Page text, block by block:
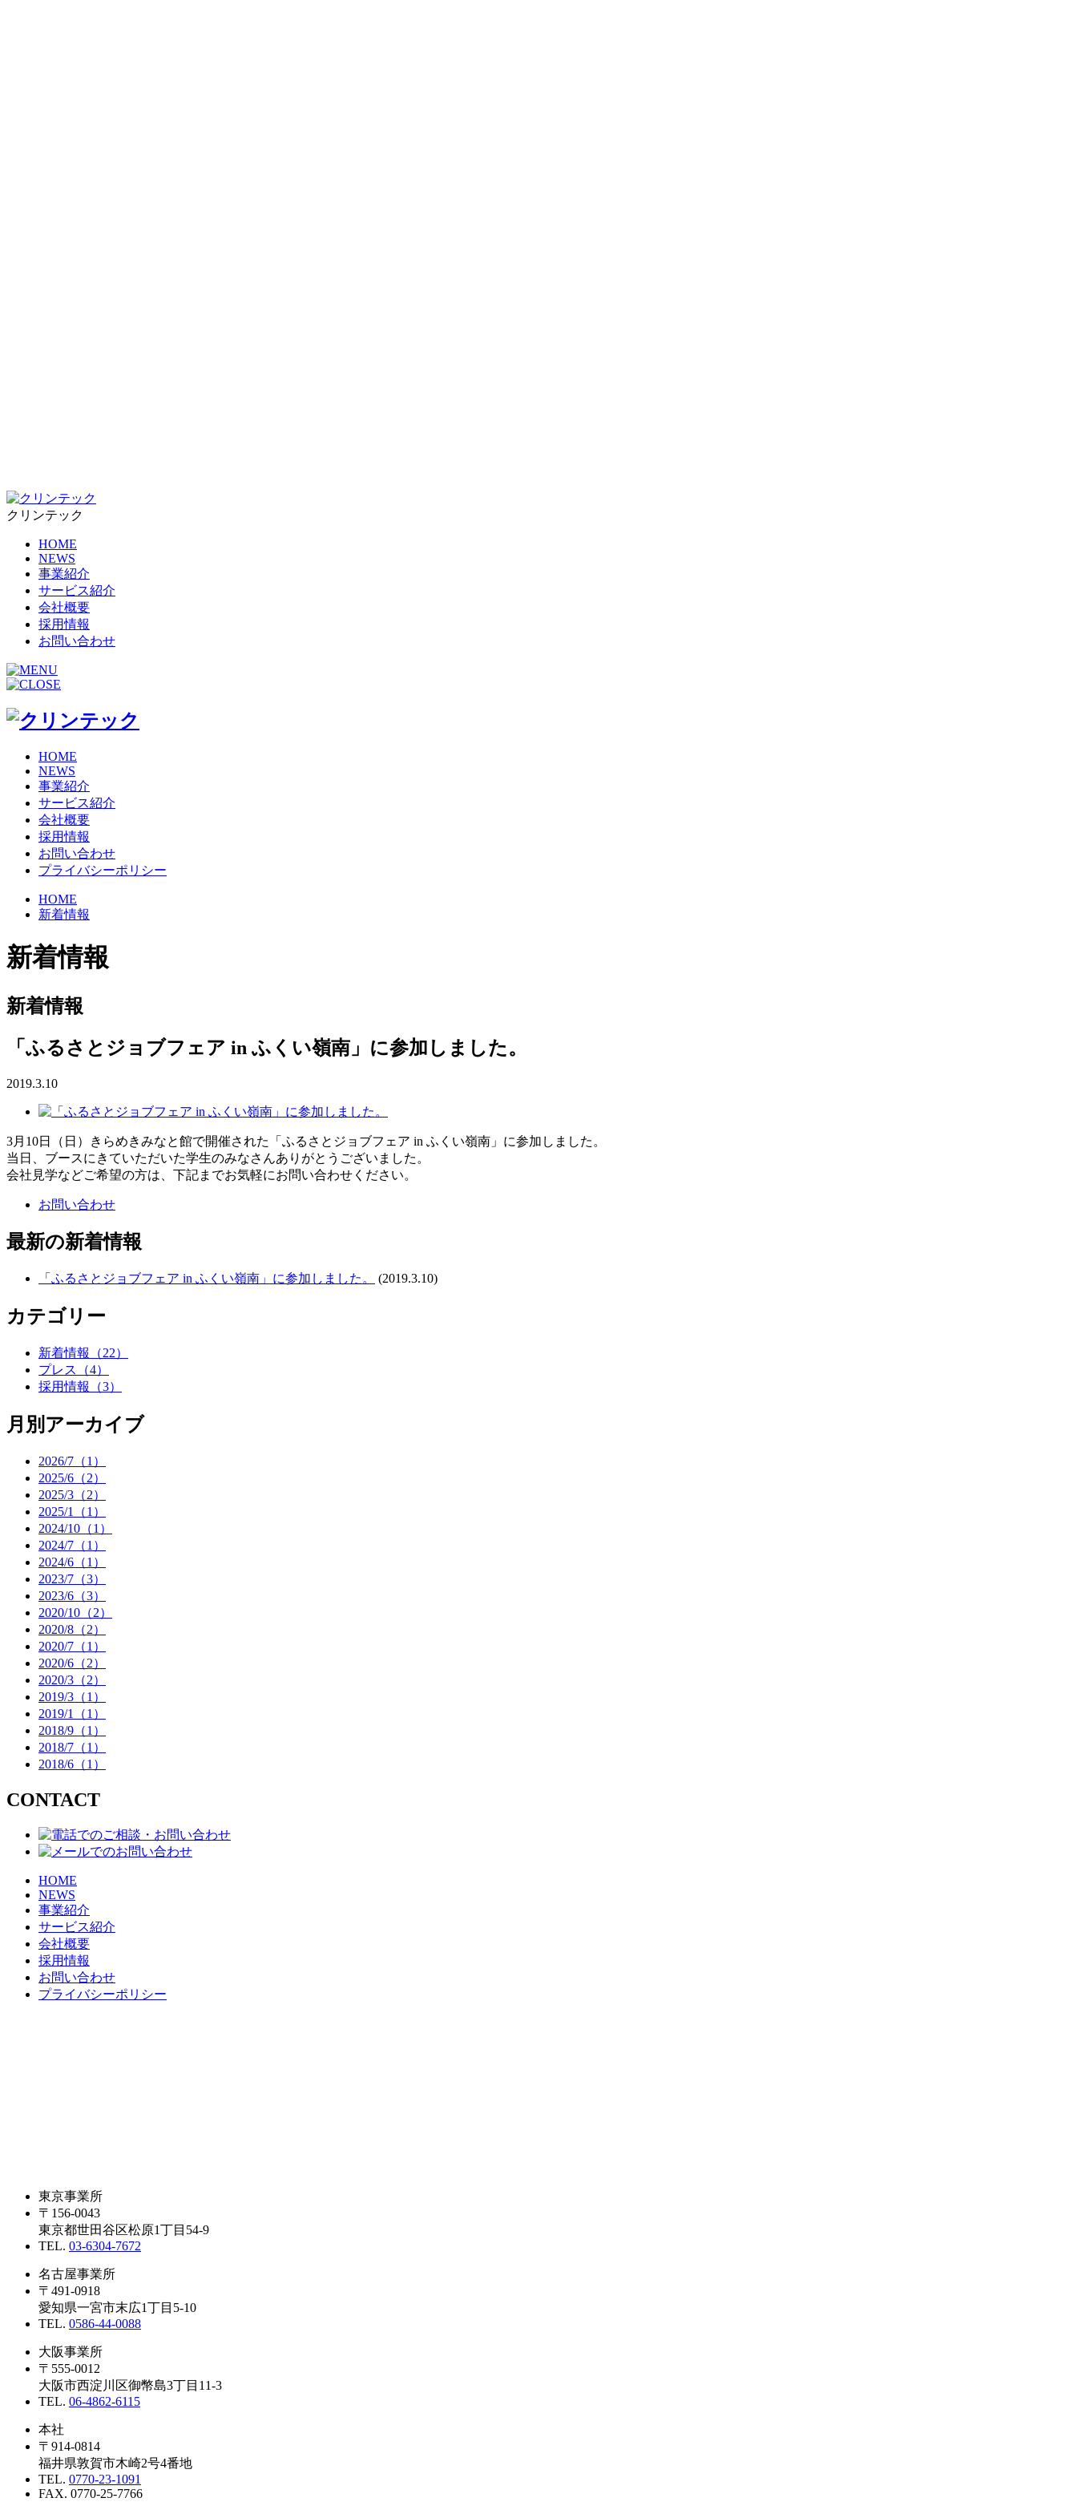
クリンテック
HOME
NEWS
事業紹介
サービス紹介
会社概要
採用情報
お問い合わせ
HOME
NEWS
事業紹介
サービス紹介
会社概要
採用情報
お問い合わせ
プライバシーポリシー
HOME
新着情報
新着情報
新着情報
「ふるさとジョブフェア in ふくい嶺南」に参加しました。
2019.3.10
3月10日（日）きらめきみなと館で開催された「ふるさとジョブフェア in ふくい嶺南」に参加しました。
当日、ブースにきていただいた学生のみなさんありがとうございました。
会社見学などご希望の方は、下記までお気軽にお問い合わせください。
お問い合わせ
最新の新着情報
「ふるさとジョブフェア in ふくい嶺南」に参加しました。 (2019.3.10)
カテゴリー
新着情報
（22）
プレス
（4）
採用情報
（3）
月別アーカイブ
2026/7（1）
2025/6（2）
2025/3（2）
2025/1（1）
2024/10（1）
2024/7（1）
2024/6（1）
2023/7（3）
2023/6（3）
2020/10（2）
2020/8（2）
2020/7（1）
2020/6（2）
2020/3（2）
2019/3（1）
2019/1（1）
2018/9（1）
2018/7（1）
2018/6（1）
CONTACT
HOME
NEWS
事業紹介
サービス紹介
会社概要
採用情報
お問い合わせ
プライバシーポリシー
東京事業所
〒156-0043
東京都世田谷区松原1丁目54-9
TEL. 03-6304-7672
名古屋事業所
〒491-0918
愛知県一宮市末広1丁目5-10
TEL. 0586-44-0088
大阪事業所
〒555-0012
大阪市西淀川区御幣島3丁目11-3
TEL. 06-4862-6115
本社
〒914-0814
福井県敦賀市木崎2号4番地
TEL. 0770-23-1091
FAX. 0770-25-7766